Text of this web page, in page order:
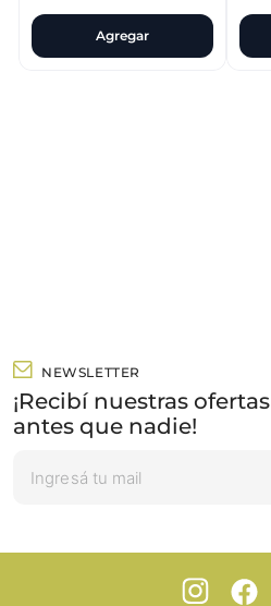
Agregar
NEWSLETTER
¡Recibí nuestras ofertas
antes que nadie!